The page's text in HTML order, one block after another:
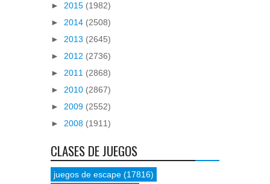
► 2015 (1982)
► 2014 (2508)
► 2013 (2645)
► 2012 (2736)
► 2011 (2868)
► 2010 (2867)
► 2009 (2552)
► 2008 (1911)
CLASES DE JUEGOS
juegos de escape (17816)